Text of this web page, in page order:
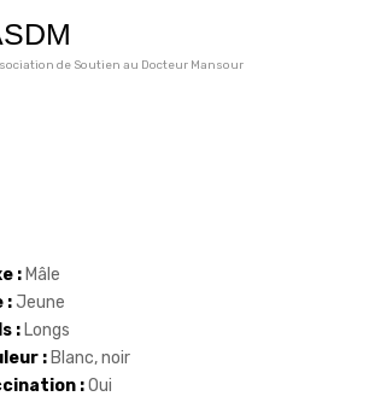
de Soutien au Docteur Mansour
: Mâle
:Jeune
: Longs
: Blanc, noir
:Oui